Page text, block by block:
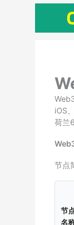
iOS
荷兰
节点
节
名